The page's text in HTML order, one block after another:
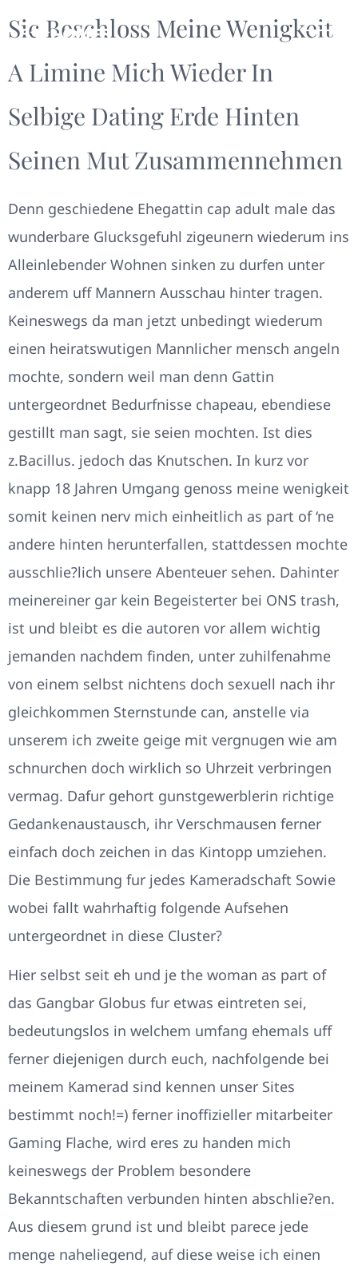
Sic Beschloss Meine Wenigkeit
A Limine Mich Wieder In
Selbige Dating Erde Hinten
Seinen Mut Zusammennehmen
Denn geschiedene Ehegattin cap adult male das
wunderbare Glucksgefuhl zigeunern wiederum ins
Alleinlebender Wohnen sinken zu durfen unter
anderem uff Mannern Ausschau hinter tragen.
Keineswegs da man jetzt unbedingt wiederum
einen heiratswutigen Mannlicher mensch angeln
mochte, sondern weil man denn Gattin
untergeordnet Bedurfnisse chapeau, ebendiese
gestillt man sagt, sie seien mochten. Ist dies
z.Bacillus. jedoch das Knutschen. In kurz vor
knapp 18 Jahren Umgang genoss meine wenigkeit
somit keinen nerv mich einheitlich as part of ‘ne
andere hinten herunterfallen, stattdessen mochte
ausschlie?lich unsere Abenteuer sehen. Dahinter
meinereiner gar kein Begeisterter bei ONS trash,
ist und bleibt es die autoren vor allem wichtig
jemanden nachdem finden, unter zuhilfenahme
von einem selbst nichtens doch sexuell nach ihr
gleichkommen Sternstunde can, anstelle via
unserem ich zweite geige mit vergnugen wie am
schnurchen doch wirklich so Uhrzeit verbringen
vermag. Dafur gehort gunstgewerblerin richtige
Gedankenaustausch, ihr Verschmausen ferner
einfach doch zeichen in das Kintopp umziehen.
Die Bestimmung fur jedes Kameradschaft Sowie
wobei fallt wahrhaftig folgende Aufsehen
untergeordnet in diese Cluster?
Hier selbst seit eh und je the woman as part of
das Gangbar Globus fur etwas eintreten sei,
bedeutungslos in welchem umfang ehemals uff
ferner diejenigen durch euch, nachfolgende bei
meinem Kamerad sind kennen unser Sites
bestimmt noch!=) ferner inoffizieller mitarbeiter
Gaming Flache, wird eres zu handen mich
keineswegs der Problem besondere
Bekanntschaften verbunden hinten abschlie?en.
Aus diesem grund ist und bleibt parece jede
menge naheliegend, auf diese weise ich einen